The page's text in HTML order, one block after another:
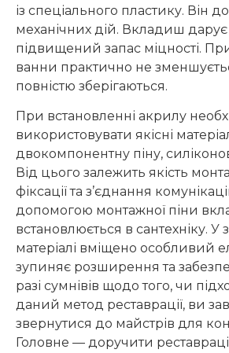
із спеціального пластику. Він
механічних дій. Вкладиш дарує
підвищений запас міцності.
ванни практично не
повністю зберігаються.
При встановленні акрилу
використовувати якісні
двокомпонентну піну,
Від цього залежить якість
фіксації та з’єднання
допомогою монтажної піни
встановлюється в сантехніку. У
матеріалі вміщено особливий
зупиняє розширення та
разі сумнівів щодо того, чи
даний метод реставрації, ви
звернутися до майстрів для
Головне — доручити